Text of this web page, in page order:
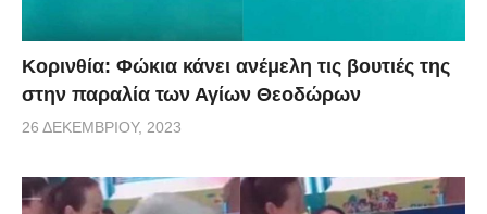
Κορινθία: Φώκια κάνει ανέμελη τις βουτιές της
στην παραλία των Αγίων Θεοδώρων
26 ΔΕΚΕΜΒΡΊΟΥ, 2023